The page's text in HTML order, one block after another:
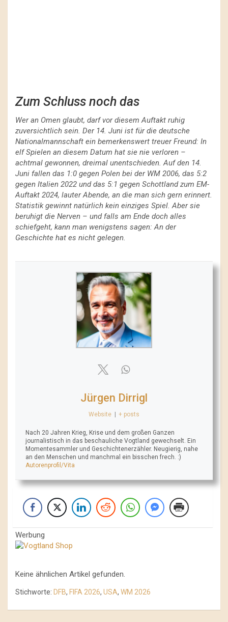
Zum Schluss noch das
Wer an Omen glaubt, darf vor diesem Auftakt ruhig
zuversichtlich sein. Der 14. Juni ist für die deutsche
Nationalmannschaft ein bemerkenswert treuer Freund: In
elf Spielen an diesem Datum hat sie nie verloren –
achtmal gewonnen, dreimal unentschieden. Auf den 14.
Juni fallen das 1:0 gegen Polen bei der WM 2006, das 5:2
gegen Italien 2022 und das 5:1 gegen Schottland zum EM-
Auftakt 2024, lauter Abende, an die man sich gern erinnert.
Statistik gewinnt natürlich kein einziges Spiel. Aber sie
beruhigt die Nerven – und falls am Ende doch alles
schiefgeht, kann man wenigstens sagen: An der
Geschichte hat es nicht gelegen.
Jürgen Dirrigl
Website + posts
Nach 20 Jahren Krieg, Krise und dem großen Ganzen
journalistisch in das beschauliche Vogtland gewechselt. Ein
Momentesammler und Geschichtenerzähler. Neugierig, nahe
an den Menschen und manchmal ein bisschen frech. :)
Autorenprofil/Vita
Werbung
Keine ähnlichen Artikel gefunden.
Stichworte: DFB, FIFA 2026, USA, WM 2026